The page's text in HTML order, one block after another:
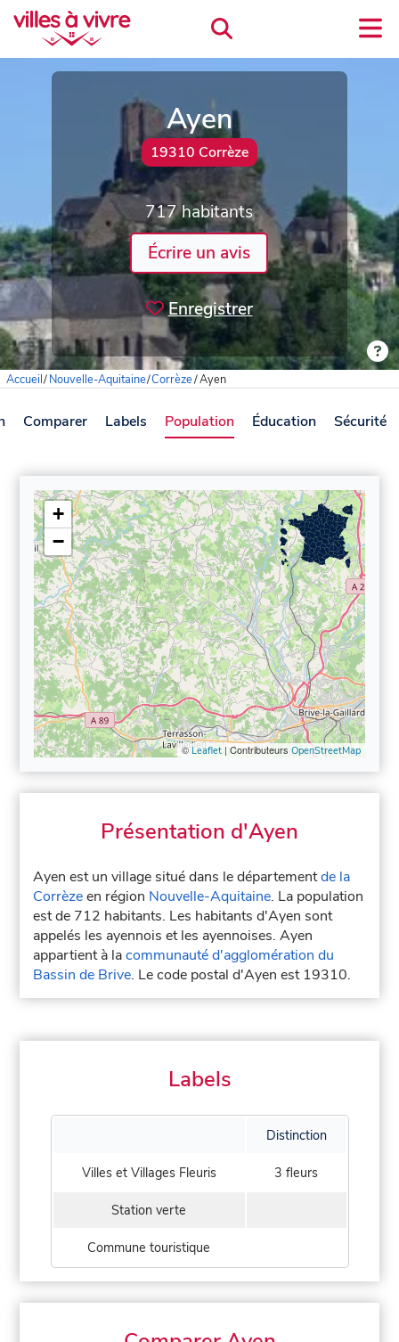
Ayen
19310 Corrèze
717 habitants
Écrire un avis
Enregistrer
Accueil/Nouvelle-Aquitaine/Corrèze/Ayen
Comparer Labels Population Éducation Sécurité
+
−
©Leaflet| Contributeurs OpenStreetMap
Présentation d'Ayen
Ayen est un village situé dans le départementde la
Corrèzeen région Nouvelle-Aquitaine. La population
est de 712 habitants. Les habitants d'Ayen sont
appelés les ayennois et les ayennoises. Ayen
appartient à lacommunauté d'agglomération du
Bassin de Brive. Le code postal d'Ayen est 19310.
Labels
Distinction
Villes et Villages Fleuris 3 fleurs
Station verte
Commune touristique